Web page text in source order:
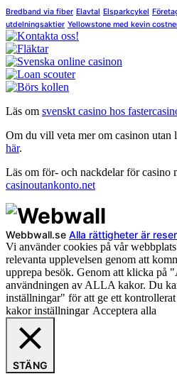
Bredband via fiber Elavtal Elsparkcykel
utdelningsaktier Yellowstone med kevin
Läs om svenskt casino hos
Om du vill veta mer om casinon utan
här.
Läs om för- och nackdelar för casino
casinoutankonto.net
Webbwall.se Alla rättigheter är
Vi använder cookies på vår
relevanta upplevelsen genom att
upprepa besök. Genom att klicka på
användningen av ALLA kakor. Du
inställningar" för att ge ett kontrollerat
kakor inställningar Acceptera alla
STÄNG